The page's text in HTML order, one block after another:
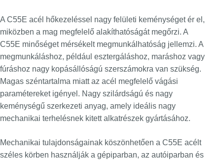
A C55E acél hőkezeléssel nagy felületi keménységet ér el,
miközben a mag megfelelő alakíthatóságát megőrzi. A
C55E minőséget mérsékelt megmunkálhatóság jellemzi. A
megmunkáláshoz, például esztergáláshoz, maráshoz vagy
fúráshoz nagy kopásállóságú szerszámokra van szükség.
Magas széntartalma miatt az acél megfelelő vágási
paramétereket igényel. Nagy szilárdságú és nagy
keménységű szerkezeti anyag, amely ideális nagy
mechanikai terhelésnek kitett alkatrészek gyártásához.
Mechanikai tulajdonságainak köszönhetően a C55E acélt
széles körben használják a gépiparban, az autóiparban és